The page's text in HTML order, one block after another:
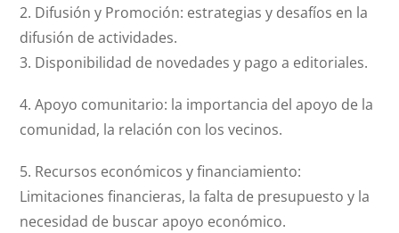
2. Difusión y Promoción: estrategias y desafíos en la
difusión de actividades.
3. Disponibilidad de novedades y pago a editoriales.
4. Apoyo comunitario: la importancia del apoyo de la
comunidad, la relación con los vecinos.
5. Recursos económicos y financiamiento:
Limitaciones financieras, la falta de presupuesto y la
necesidad de buscar apoyo económico.